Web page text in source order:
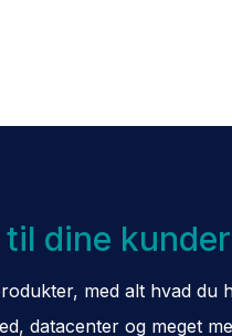
dine
med alt hvad du
datacenter og meget